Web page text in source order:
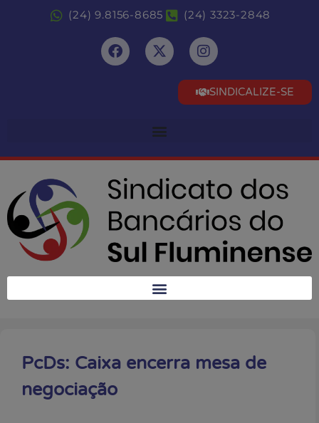
(24) 9.8156-8685 (24) 3323-2848
SINDICALIZE-SE
PcDs: Caixa encerra mesa de
negociação